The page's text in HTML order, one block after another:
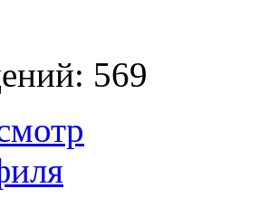
569